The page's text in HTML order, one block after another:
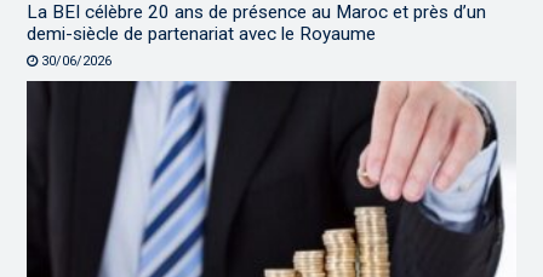
La BEI célèbre 20 ans de présence au Maroc et près d’un
demi-siècle de partenariat avec le Royaume
30/06/2026